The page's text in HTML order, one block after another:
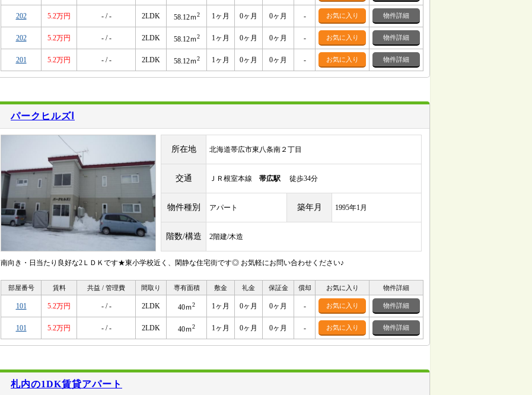
202 5.2万円 - / - 2LDK 58.12ｍ2 1ヶ月 0ヶ月 0ヶ月 - お気に入り 物件詳細
202 5.2万円 - / - 2LDK 58.12ｍ2 1ヶ月 0ヶ月 0ヶ月 - お気に入り 物件詳細
201 5.2万円 - / - 2LDK 58.12ｍ2 1ヶ月 0ヶ月 0ヶ月 - お気に入り 物件詳細
パークヒルズⅠ
所在地 北海道帯広市東八条南２丁目
交通 ＪＲ根室本線 帯広駅 徒歩34分
物件種別 アパート 築年月 1995年1月
階数/構造 2階建/木造
南向き・日当たり良好な2ＬＤＫです★東小学校近く、閑静な住宅街です◎ お気軽にお問い合わせください♪
部屋番号 賃料 共益 / 管理費 間取り 専有面積 敷金 礼金 保証金 償却 お気に入り 物件詳細
101 5.2万円 - / - 2LDK 40ｍ2 1ヶ月 0ヶ月 0ヶ月 - お気に入り 物件詳細
101 5.2万円 - / - 2LDK 40ｍ2 1ヶ月 0ヶ月 0ヶ月 - お気に入り 物件詳細
札内の1DK賃貸アパート